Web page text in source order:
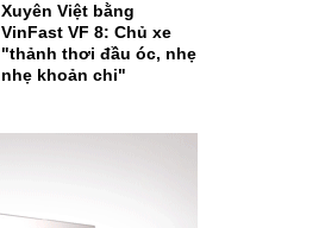
Xuyên Việt bằng
VinFast VF 8: Chủ xe
"thảnh thơi đầu óc, nhẹ
nhẹ khoản chi"